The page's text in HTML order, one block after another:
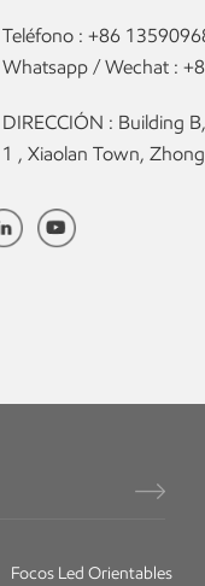
Teléfono :+86
Whatsapp / Wechat :
DIRECCIÓN : Building
1 , Xiaolan Town,
Focos Led Orientables